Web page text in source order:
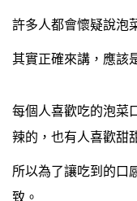
許多人都會懷疑說泡
其實正確來講，應該
每個人喜歡吃的泡菜
辣的，也有人喜歡甜
所以為了讓吃到的口
致。